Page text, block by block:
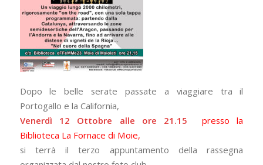
Dopo le belle serate passate a viaggiare tra il
Portogallo e la California,
Venerdì 12 Ottobre alle ore 21.15presso la
Biblioteca La Fornace di Moie,
si terrà il terzo appuntamento della rassegna